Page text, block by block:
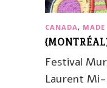
CANADA, MADE
Festival
Laurent